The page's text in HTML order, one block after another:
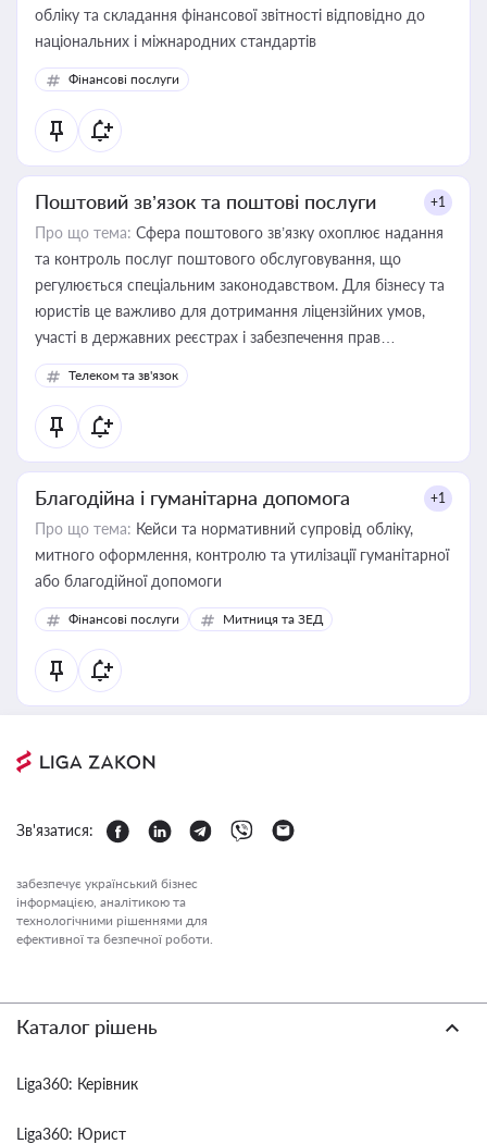
обліку та складання фінансової звітності відповідно до
національних і міжнародних стандартів
Фінансові послуги
Поштовий зв’язок та поштові послуги +1
Про що тема: Сфера поштового зв’язку охоплює надання
та контроль послуг поштового обслуговування, що
регулюється спеціальним законодавством. Для бізнесу та
юристів це важливо для дотримання ліцензійних умов,
участі в державних реєстрах і забезпечення прав
споживачів.
Телеком та зв'язок
Благодійна і гуманітарна допомога +1
Про що тема: Кейси та нормативний супровід обліку,
митного оформлення, контролю та утилізації гуманітарної
або благодійної допомоги
Фінансові послуги Митниця та ЗЕД
Зв'язатися:
забезпечує український бізнес
інформацією, аналітикою та
технологічними рішеннями для
ефективної та безпечної роботи.
Каталог рішень
Liga360: Керівник
Liga360: Юрист